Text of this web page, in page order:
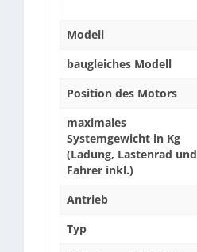
Modell
baugleiches Modell
Position des Motors
maximales
Systemgewicht in Kg
(Ladung, Lastenrad und
Fahrer inkl.)
Antrieb
Typ